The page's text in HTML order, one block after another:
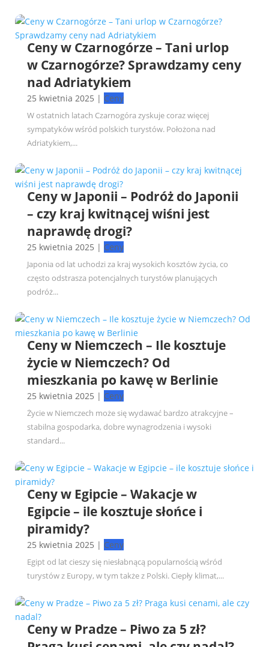
Ceny w Czarnogórze – Tani urlop
w Czarnogórze? Sprawdzamy ceny
nad Adriatykiem
25 kwietnia 2025 | Ceny
W ostatnich latach Czarnogóra zyskuje coraz więcej
sympatyków wśród polskich turystów. Położona nad
Adriatykiem,...
Ceny w Japonii – Podróż do Japonii
– czy kraj kwitnącej wiśni jest
naprawdę drogi?
25 kwietnia 2025 | Ceny
Japonia od lat uchodzi za kraj wysokich kosztów życia, co
często odstrasza potencjalnych turystów planujących
podróż...
Ceny w Niemczech – Ile kosztuje
życie w Niemczech? Od
mieszkania po kawę w Berlinie
25 kwietnia 2025 | Ceny
Życie w Niemczech może się wydawać bardzo atrakcyjne –
stabilna gospodarka, dobre wynagrodzenia i wysoki
standard...
Ceny w Egipcie – Wakacje w
Egipcie – ile kosztuje słońce i
piramidy?
25 kwietnia 2025 | Ceny
Egipt od lat cieszy się niesłabnącą popularnością wśród
turystów z Europy, w tym także z Polski. Ciepły klimat,...
Ceny w Pradze – Piwo za 5 zł?